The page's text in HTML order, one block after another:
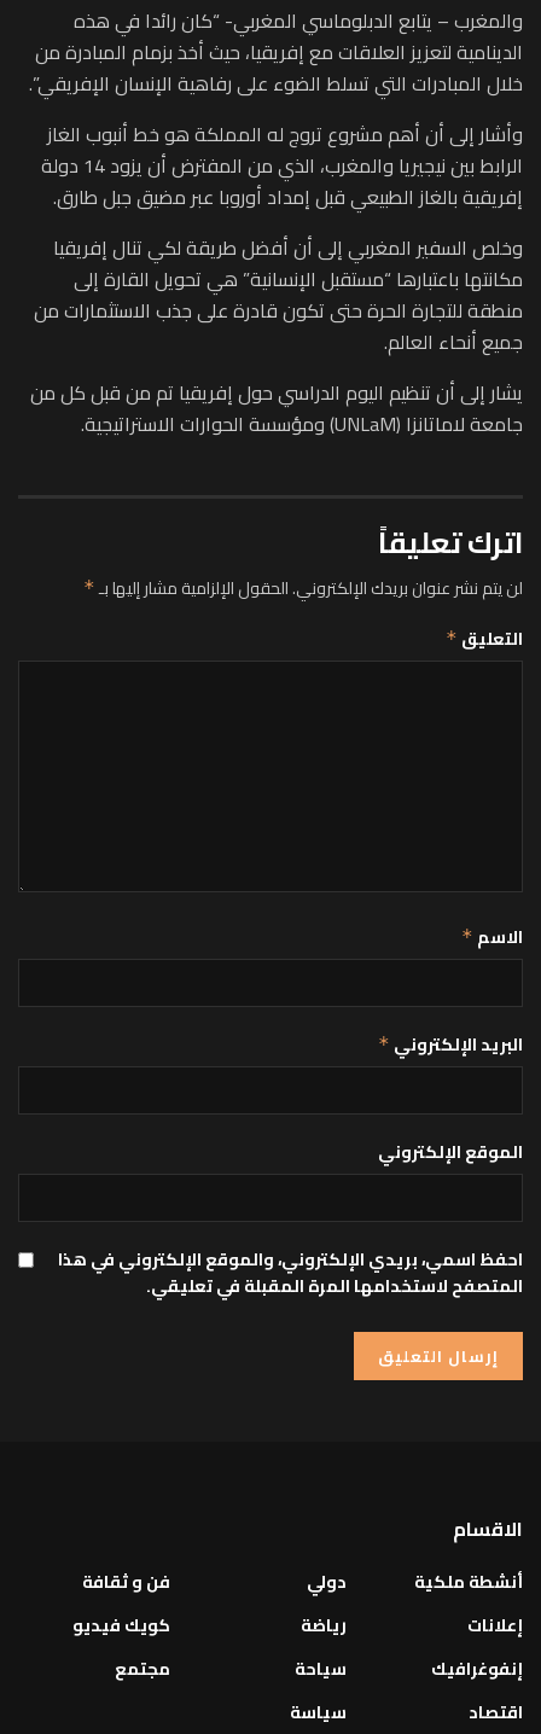
والمغرب – يتابع الدبلوماسي المغربي- “كان رائدا في هذه
الدينامية لتعزيز العلاقات مع إفريقيا، حيث أخذ بزمام المبادرة من
خلال المبادرات التي تسلط الضوء على رفاهية الإنسان الإفريقي”.
وأشار إلى أن أهم مشروع تروج له المملكة هو خط أنبوب الغاز
الرابط بين نيجيريا والمغرب، الذي من المفترض أن يزود 14 دولة
إفريقية بالغاز الطبيعي قبل إمداد أوروبا عبر مضيق جبل طارق.
وخلص السفير المغربي إلى أن أفضل طريقة لكي تنال إفريقيا
مكانتها باعتبارها “مستقبل الإنسانية” هي تحويل القارة إلى
منطقة للتجارة الحرة حتى تكون قادرة على جذب الاستثمارات من
جميع أنحاء العالم.
يشار إلى أن تنظيم اليوم الدراسي حول إفريقيا تم من قبل كل من
جامعة لاماتانزا (UNLaM) ومؤسسة الحوارات الاستراتيجية.
اترك تعليقاً
لن يتم نشر عنوان بريدك الإلكتروني.الحقول الإلزامية مشار إليها بـ*
التعليق *
الاسم *
البريد الإلكتروني *
الموقع الإلكتروني
احفظ اسمي، بريدي الإلكتروني، والموقع الإلكتروني في هذا
المتصفح لاستخدامها المرة المقبلة في تعليقي.
الاقسام
أنشطة ملكية
إعلانات
إنفوغرافيك
اقتصاد
دولي
رياضة
سياحة
سياسة
فن و ثقافة
كويك فيديو
مجتمع